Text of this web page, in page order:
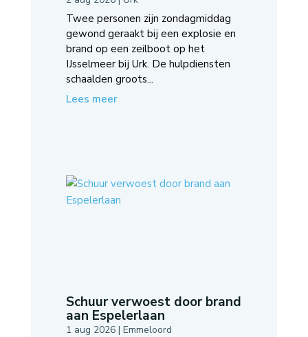
Twee personen zijn zondagmiddag
gewond geraakt bij een explosie en
brand op een zeilboot op het
IJsselmeer bij Urk. De hulpdiensten
schaalden groots...
Lees meer
Schuur verwoest door brand
aan Espelerlaan
1 aug 2026| Emmeloord